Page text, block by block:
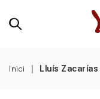
Inici Lluís Zacarías